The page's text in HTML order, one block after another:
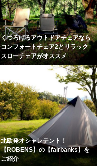
くつろげるアウトドアチェアなら
コンフォートチェア2とリラック
スローチェアがオススメ
北欧発オシャレテント！
【ROBENS】の【fairbanks】を
ご紹介